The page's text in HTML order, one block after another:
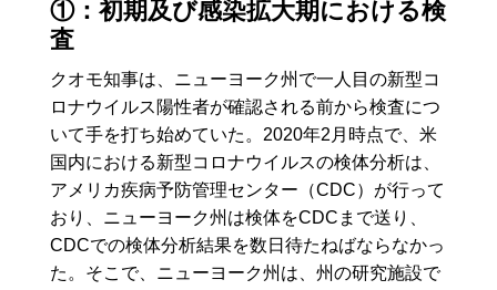
①：初期及び感染拡大期における検
査
クオモ知事は、ニューヨーク州で一人目の新型コ
ロナウイルス陽性者が確認される前から検査につ
いて手を打ち始めていた。2020年2月時点で、米
国内における新型コロナウイルスの検体分析は、
アメリカ疾病予防管理センター（CDC）が行って
おり、ニューヨーク州は検体をCDCまで送り、
CDCでの検体分析結果を数日待たねばならなかっ
た。そこで、ニューヨーク州は、州の研究施設で